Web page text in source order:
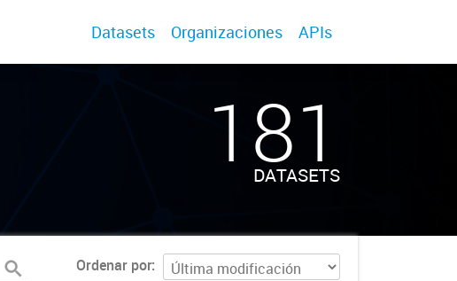
Datasets Organizaciones APIs
181
DATASETS
Ordenar por